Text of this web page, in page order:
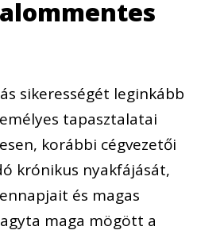
sikerességét leginkább
tapasztalatai
korábbi cégvezetői
krónikus nyakfájását,
és magas
maga mögött a